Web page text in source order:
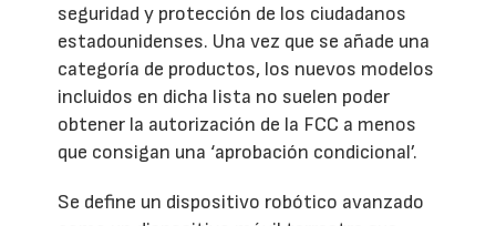
seguridad y protección de los ciudadanos
estadounidenses. Una vez que se añade una
categoría de productos, los nuevos modelos
incluidos en dicha lista no suelen poder
obtener la autorización de la FCC a menos
que consigan una ‘aprobación condicional’.
Se define un dispositivo robótico avanzado